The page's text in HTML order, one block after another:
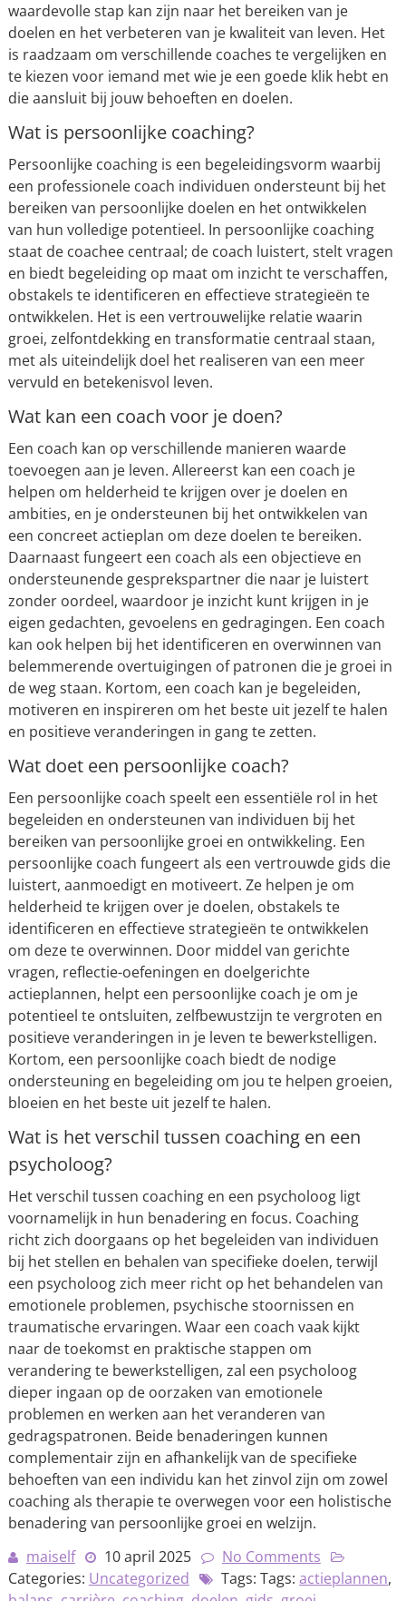
waardevolle stap kan zijn naar het bereiken van je
doelen en het verbeteren van je kwaliteit van leven. Het
is raadzaam om verschillende coaches te vergelijken en
te kiezen voor iemand met wie je een goede klik hebt en
die aansluit bij jouw behoeften en doelen.
Wat is persoonlijke coaching?
Persoonlijke coaching is een begeleidingsvorm waarbij
een professionele coach individuen ondersteunt bij het
bereiken van persoonlijke doelen en het ontwikkelen
van hun volledige potentieel. In persoonlijke coaching
staat de coachee centraal; de coach luistert, stelt vragen
en biedt begeleiding op maat om inzicht te verschaffen,
obstakels te identificeren en effectieve strategieën te
ontwikkelen. Het is een vertrouwelijke relatie waarin
groei, zelfontdekking en transformatie centraal staan,
met als uiteindelijk doel het realiseren van een meer
vervuld en betekenisvol leven.
Wat kan een coach voor je doen?
Een coach kan op verschillende manieren waarde
toevoegen aan je leven. Allereerst kan een coach je
helpen om helderheid te krijgen over je doelen en
ambities, en je ondersteunen bij het ontwikkelen van
een concreet actieplan om deze doelen te bereiken.
Daarnaast fungeert een coach als een objectieve en
ondersteunende gesprekspartner die naar je luistert
zonder oordeel, waardoor je inzicht kunt krijgen in je
eigen gedachten, gevoelens en gedragingen. Een coach
kan ook helpen bij het identificeren en overwinnen van
belemmerende overtuigingen of patronen die je groei in
de weg staan. Kortom, een coach kan je begeleiden,
motiveren en inspireren om het beste uit jezelf te halen
en positieve veranderingen in gang te zetten.
Wat doet een persoonlijke coach?
Een persoonlijke coach speelt een essentiële rol in het
begeleiden en ondersteunen van individuen bij het
bereiken van persoonlijke groei en ontwikkeling. Een
persoonlijke coach fungeert als een vertrouwde gids die
luistert, aanmoedigt en motiveert. Ze helpen je om
helderheid te krijgen over je doelen, obstakels te
identificeren en effectieve strategieën te ontwikkelen
om deze te overwinnen. Door middel van gerichte
vragen, reflectie-oefeningen en doelgerichte
actieplannen, helpt een persoonlijke coach je om je
potentieel te ontsluiten, zelfbewustzijn te vergroten en
positieve veranderingen in je leven te bewerkstelligen.
Kortom, een persoonlijke coach biedt de nodige
ondersteuning en begeleiding om jou te helpen groeien,
bloeien en het beste uit jezelf te halen.
Wat is het verschil tussen coaching en een
psycholoog?
Het verschil tussen coaching en een psycholoog ligt
voornamelijk in hun benadering en focus. Coaching
richt zich doorgaans op het begeleiden van individuen
bij het stellen en behalen van specifieke doelen, terwijl
een psycholoog zich meer richt op het behandelen van
emotionele problemen, psychische stoornissen en
traumatische ervaringen. Waar een coach vaak kijkt
naar de toekomst en praktische stappen om
verandering te bewerkstelligen, zal een psycholoog
dieper ingaan op de oorzaken van emotionele
problemen en werken aan het veranderen van
gedragspatronen. Beide benaderingen kunnen
complementair zijn en afhankelijk van de specifieke
behoeften van een individu kan het zinvol zijn om zowel
coaching als therapie te overwegen voor een holistische
benadering van persoonlijke groei en welzijn.
maiself
10 april 2025
No Comments
Categories: Uncategorized Tags: Tags: actieplannen,